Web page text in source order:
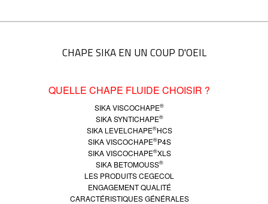
CHAPE SIKA EN UN COUP D'OEIL
QUELLE CHAPE FLUIDE CHOISIR ?
SIKA VISCOCHAPE®
SIKA SYNTICHAPE®
SIKA LEVELCHAPE®HCS
SIKA VISCOCHAPE®P4S
SIKA VISCOCHAPE®XLS
SIKA BETOMOUSS®
LES PRODUITS CEGECOL
ENGAGEMENT QUALITÉ
CARACTÉRISTIQUES GÉNÉRALES